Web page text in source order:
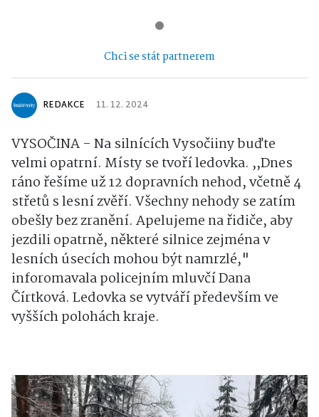
Chci se stát partnerem
REDAKCE 11. 12. 2024
VYSOČINA - Na silnících Vysočiiny buďte
velmi opatrní. Místy se tvoří ledovka. ,,Dnes
ráno řešíme už 12 dopravních nehod, včetně 4
střetů s lesní zvěří. Všechny nehody se zatím
obešly bez zranění. Apelujeme na řidiče, aby
jezdili opatrně, některé silnice zejména v
lesních úsecích mohou být namrzlé,"
inforomavala policejním mluvčí Dana
Čírtková. Ledovka se vytváří především ve
vyšších polohách kraje.